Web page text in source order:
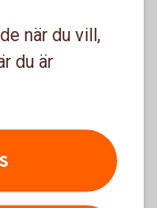
måste
visa att
till
har inträffat.
när du vill,
du är